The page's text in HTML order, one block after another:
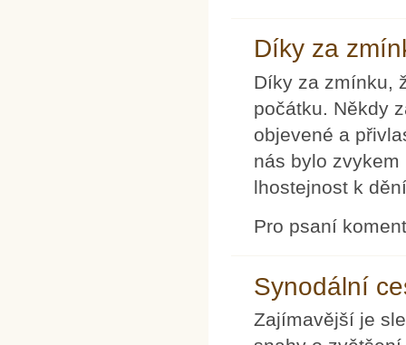
Díky za
Díky za zmínku,
počátku. Někdy
objevené a
nás bylo
lhostejnost k
Pro psaní
Synodální
Zajímavější je